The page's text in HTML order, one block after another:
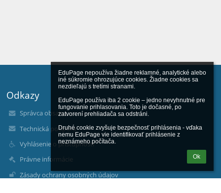
EduPage nepoužíva žiadne reklamné, analytické alebo
iné súkromie ohrozujúce cookies. Žiadne cookies sa
nezdieľajú s tretími stranami.
EduPage používa iba 2 cookie – jedno nevyhnutné pre
fungovanie prihlasovania. Toto je dočasné, po
zatvorení prehliadača sa odstráni.
Druhé cookie zvyšuje bezpečnosť prihlásenia - vďaka
nemu EduPage vie identifikovať prihlásenie z
neznámeho počítača.
Ok
Odkazy
Správca obsahu
Technická podpora
Vyhlásenie o prístupnosti
Právne informácie
Zásady ochrany osobných údajov